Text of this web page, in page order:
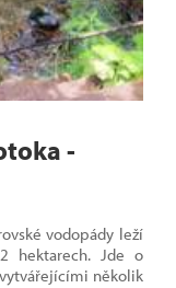
-
vodopády leží
hektarech. Jde o
několik